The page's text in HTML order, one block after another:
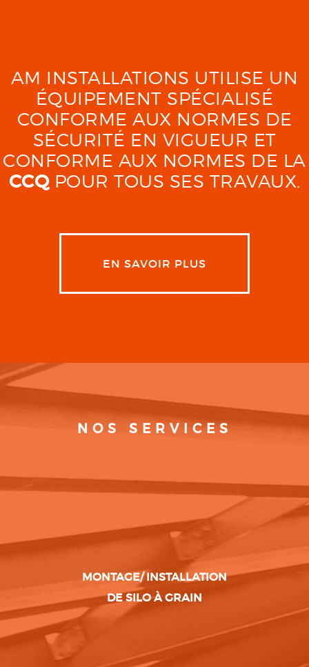
AM INSTALLATIONS UTILISE UN
ÉQUIPEMENT SPÉCIALISÉ
CONFORME AUX NORMES DE
SÉCURITÉ EN VIGUEUR ET
CONFORME AUX NORMES DE LA
CCQPOUR TOUS SES TRAVAUX.
EN SAVOIR PLUS
NOS SERVICES
MONTAGE/ INSTALLATION
DE SILO À GRAIN